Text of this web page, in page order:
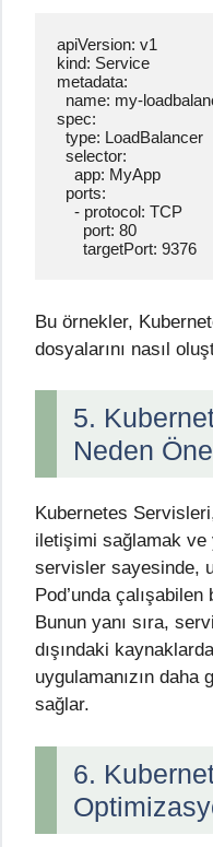
apiVersion: v1
kind: Service
metadata:
spec:
      targetPort: 9376
Bu örnekler,
dosyalarını nasıl
5.
Neden
Kubernetes
iletişimi sağlamak ve
servisler sayesinde,
Pod’unda
Bunun yanı sıra,
dışındaki
uygulamanızın daha
sağlar.
6.